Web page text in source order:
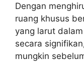
Dengan
ruang khusus
yang larut
secara
mungkin